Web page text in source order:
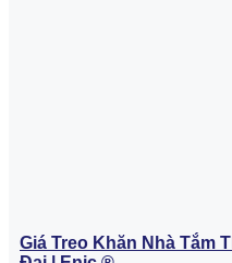
Giá Treo Khăn Nhà Tắm